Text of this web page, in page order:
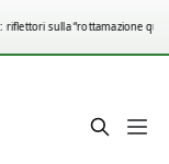
sulla “rottamazione